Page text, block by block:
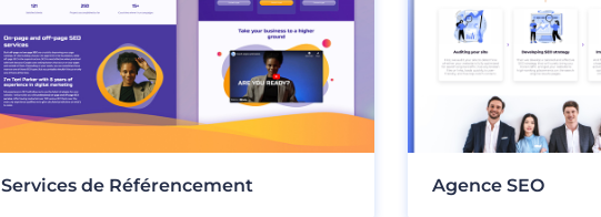
Services de Référencement Agence SEO